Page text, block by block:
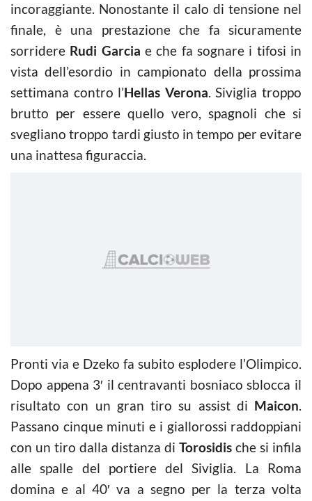
incoraggiante. Nonostante il calo di tensione nel
finale, è una prestazione che fa sicuramente
sorridere Rudi Garcia e che fa sognare i tifosi in
vista dell’esordio in campionato della prossima
settimana contro l’Hellas Verona. Siviglia troppo
brutto per essere quello vero, spagnoli che si
svegliano troppo tardi giusto in tempo per evitare
una inattesa figuraccia.
Pronti via e Dzeko fa subito esplodere l’Olimpico.
Dopo appena 3′ il centravanti bosniaco sblocca il
risultato con un gran tiro su assist di Maicon.
Passano cinque minuti e i giallorossi raddoppiani
con un tiro dalla distanza di Torosidis che si infila
alle spalle del portiere del Siviglia. La Roma
domina e al 40′ va a segno per la terza volta